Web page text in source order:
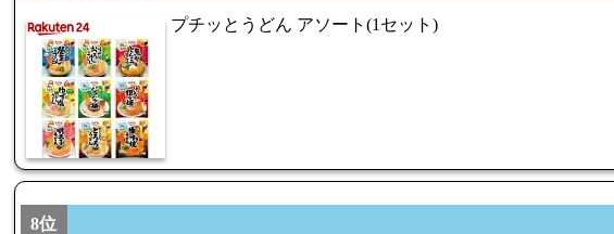
プチッとうどん アソート(1セット)
8位